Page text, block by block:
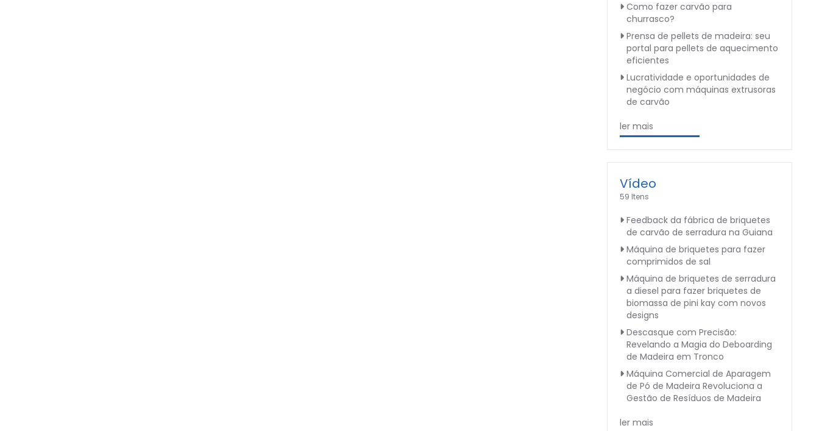
Como fazer carvão para
churrasco?
Prensa de pellets de madeira: seu
portal para pellets de aquecimento
eficientes
Lucratividade e oportunidades de
negócio com máquinas extrusoras
de carvão
ler mais
Vídeo
59 Itens
Feedback da fábrica de briquetes
de carvão de serradura na Guiana
Máquina de briquetes para fazer
comprimidos de sal
Máquina de briquetes de serradura
a diesel para fazer briquetes de
biomassa de pini kay com novos
designs
Descasque com Precisão:
Revelando a Magia do Deboarding
de Madeira em Tronco
Máquina Comercial de Aparagem
de Pó de Madeira Revoluciona a
Gestão de Resíduos de Madeira
ler mais